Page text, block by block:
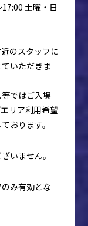
土曜・日
のスタッフに
いただきま
ではご入場
リア利用希望
おります。
いません。
み有効とな